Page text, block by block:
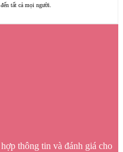
tất cả mọi người.
thông tin và đánh giá cho